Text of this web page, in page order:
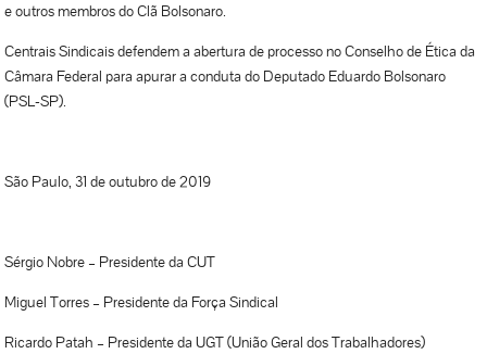
e outros membros do Clã Bolsonaro.
Centrais Sindicais defendem a abertura de processo no Conselho de Ética da
Câmara Federal para apurar a conduta do Deputado Eduardo Bolsonaro
(PSL-SP).
São Paulo, 31 de outubro de 2019
Sérgio Nobre – Presidente da CUT
Miguel Torres – Presidente da Força Sindical
Ricardo Patah – Presidente da UGT (União Geral dos Trabalhadores)